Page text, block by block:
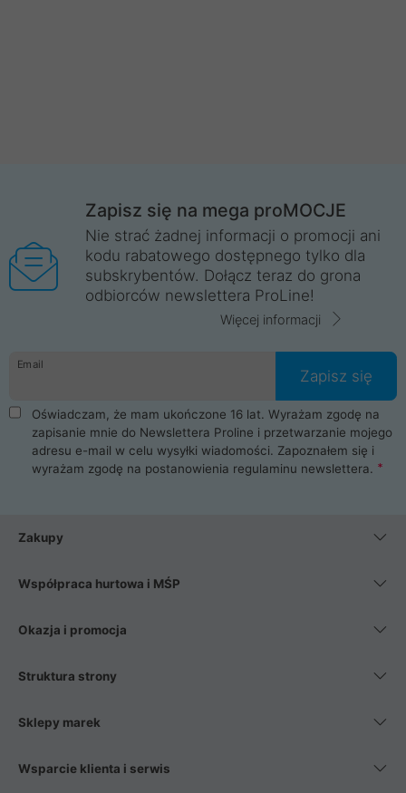
Zapisz się na mega proMOCJE
Nie strać żadnej informacji o promocji ani
kodu rabatowego dostępnego tylko dla
subskrybentów. Dołącz teraz do grona
odbiorców newslettera ProLine!
Więcej informacji
Email
Zapisz się
Oświadczam, że mam ukończone 16 lat. Wyrażam zgodę na
zapisanie mnie do Newslettera Proline i przetwarzanie mojego
adresu e-mail w celu wysyłki wiadomości. Zapoznałem się i
wyrażam zgodę na postanowienia regulaminu newslettera.
Zakupy
Współpraca hurtowa i MŚP
Okazja i promocja
Struktura strony
Sklepy marek
Wsparcie klienta i serwis